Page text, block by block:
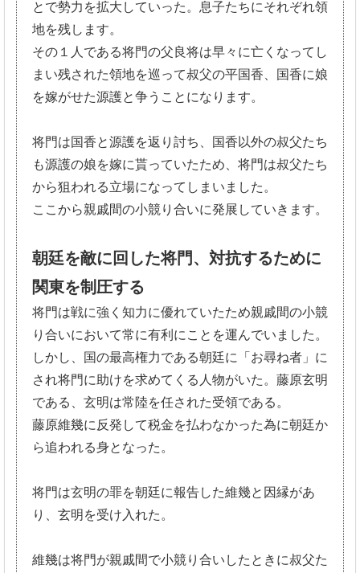
とで勢力を拡大 していった。息子たちにそれぞれ領
地を残します。
その１人である将門の父良将は早々に亡くなってし
まい残された領地を巡って叔父の平国香、 国香に娘
を嫁がせた源護と争うことになります。
将門は国香と源護を返り討ち、 国香以外の叔父たち
も源護の娘を嫁に貰っていたため、 将門は叔父たち
から狙われる立場になってしまいました。
ここから親戚間の小競り合いに発展していきます。
朝廷を敵に回した将門、対抗するために
関東を制圧する
将門は戦に強く知力に優れていたため親戚間の小競
り合いにおいて常に有利にことを運んでいました。
しかし、国の最高権力である朝廷に「お尋ね者」 に
され将門に助けを求めてくる人物がいた。藤原玄明
である、 玄明は常陸を任された受領である。
藤原維幾に反発して税金を払わなかった為に朝廷か
ら追われる身と なった。
将門は玄明の罪を朝廷に報告した維幾と因縁があ
り、玄明を受け入れた。
維幾は将門が親戚間で小競り合いしたときに叔父た